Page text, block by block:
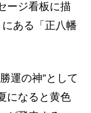
ージ看板に描
ある「正八幡
運の神”として
になると黄色